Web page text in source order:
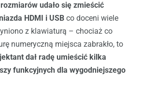
udało się zmieścić
HDMI i USB co doceni wiele
z klawiaturą – chociaż co
numeryczną miejsca zabrakło, to
dał radę umieścić kilka
funkcyjnych dla wygodniejszego